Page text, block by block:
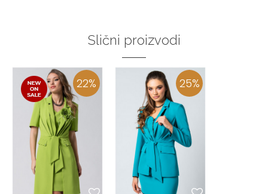
Slični proizvodi
22% 25%